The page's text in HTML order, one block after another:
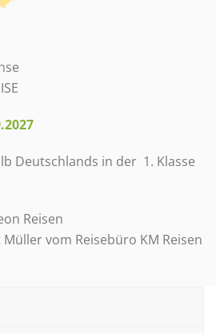
Deutschlands in der 1. Klasse
Reisen
vom Reisebüro KM Reisen